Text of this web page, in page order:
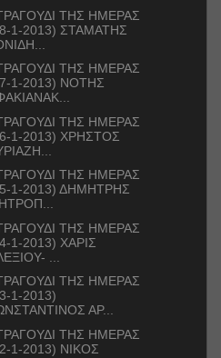
ΤΗΣ ΗΜΕΡΑΣ
1-2013) ΣΤΑΜΑΤΗΣ
ΤΗΣ ΗΜΕΡΑΣ
1-2013) ΝΟΤΗΣ
ΤΗΣ ΗΜΕΡΑΣ
1-2013) ΧΡΗΣΤΟΣ
ΤΗΣ ΗΜΕΡΑΣ
1-2013) ΔΗΜΗΤΡΗΣ
ΤΗΣ ΗΜΕΡΑΣ
1-2013) ΧΑΡΙΣ
...
ΤΗΣ ΗΜΕΡΑΣ
1-2013)
ΑΡ...
ΤΗΣ ΗΜΕΡΑΣ
1-2013) ΝΙΚΟΣ